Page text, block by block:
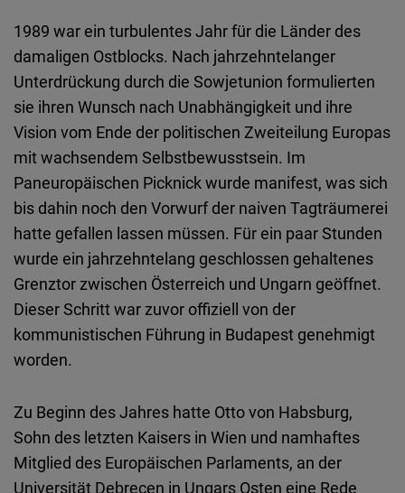
1989 war ein turbulentes Jahr für die Länder des
damaligen Ostblocks. Nach jahrzehntelanger
Unterdrückung durch die Sowjetunion formulierten
sie ihren Wunsch nach Unabhängigkeit und ihre
Vision vom Ende der politischen Zweiteilung Europas
mit wachsendem Selbstbewusstsein. Im
Paneuropäischen Picknick wurde manifest, was sich
bis dahin noch den Vorwurf der naiven Tagträumerei
hatte gefallen lassen müssen. Für ein paar Stunden
wurde ein jahrzehntelang geschlossen gehaltenes
Grenztor zwischen Österreich und Ungarn geöffnet.
Dieser Schritt war zuvor offiziell von der
kommunistischen Führung in Budapest genehmigt
worden.
Zu Beginn des Jahres hatte Otto von Habsburg,
Sohn des letzten Kaisers in Wien und namhaftes
Mitglied des Europäischen Parlaments, an der
Universität Debrecen in Ungars Osten eine Rede